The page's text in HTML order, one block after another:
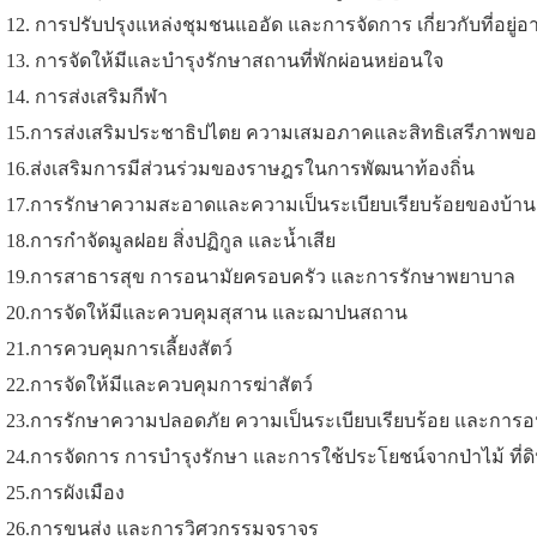
12. การปรับปรุงแหล่งชุมชนแออัด และการจัดการ เกี่ยวกับที่อยู่อ
13. การจัดให้มีและบำรุงรักษาสถานที่พักผ่อนหย่อนใจ
14. การส่งเสริมกีฬา
15.การส่งเสริมประชาธิปไตย ความเสมอภาคและสิทธิเสรีภาพข
16.ส่งเสริมการมีส่วนร่วมของราษฎรในการพัฒนาท้องถิ่น
17.การรักษาความสะอาดและความเป็นระเบียบเรียบร้อยของบ้าน
18.การกำจัดมูลฝอย สิ่งปฏิกูล และน้ำเสีย
19.การสาธารสุข การอนามัยครอบครัว และการรักษาพยาบาล
20.การจัดให้มีและควบคุมสุสาน และฌาปนสถาน
21.การควบคุมการเลี้ยงสัตว์
22.การจัดให้มีและควบคุมการฆ่าสัตว์
23.การรักษาความปลอดภัย ความเป็นระเบียบเรียบร้อย และก
24.การจัดการ การบำรุงรักษา และการใช้ประโยชน์จากป่าไม้
25.การผังเมือง
26.การขนส่ง และการวิศวกรรมจราจร